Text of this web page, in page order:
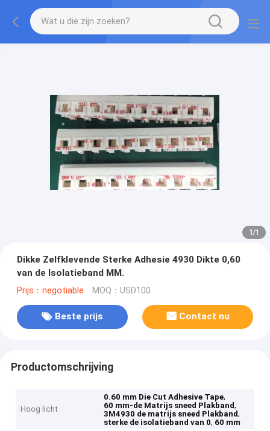
1/1
Dikke Zelfklevende Sterke Adhesie 4930 Dikte 0,60
van de Isolatieband MM.
Prijs：negotiable MOQ：USD100
Beste prijs Contact nu
Productomschrijving
Hoog licht
0.60 mm Die Cut Adhesive Tape,
60 mm-de Matrijs sneed Plakband,
3M4930 de matrijs sneed Plakband,
sterke de isolatieband van 0, 60 mm